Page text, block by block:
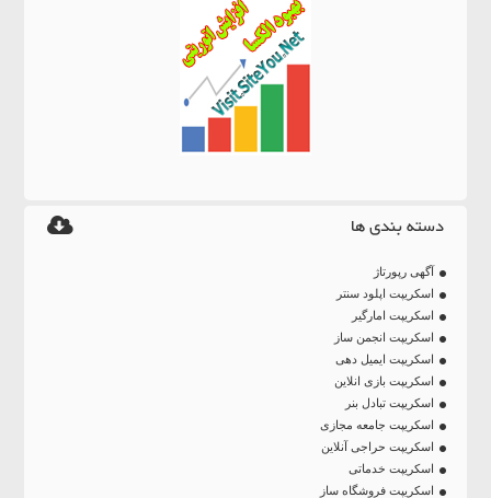
دسته بندی ها
آگهی رپورتاژ
اسکریپت اپلود سنتر
اسکریپت امارگیر
اسکریپت انجمن ساز
اسکریپت ایمیل دهی
اسکریپت بازی انلاین
اسکریپت تبادل بنر
اسکریپت جامعه مجازی
اسکریپت حراجی آنلاین
اسکریپت خدماتی
اسکریپت فروشگاه ساز